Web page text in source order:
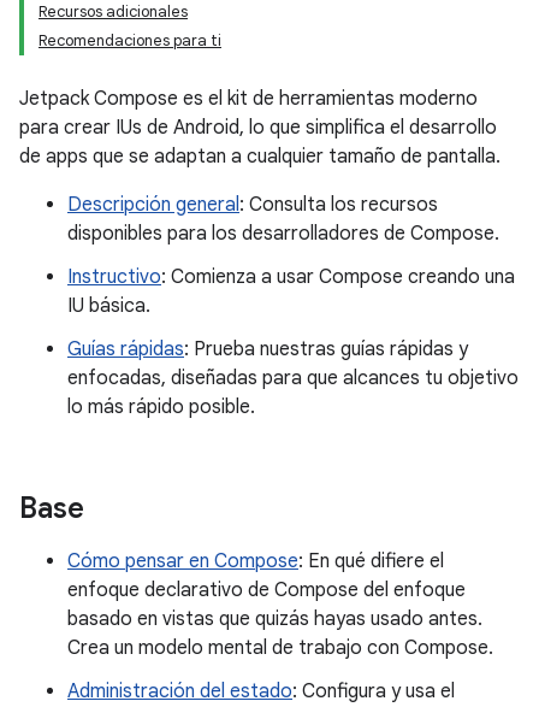
Recursos adicionales
Recomendaciones para ti
Jetpack Compose es el kit de herramientas moderno
para crear IUs de Android, lo que simplifica el desarrollo
de apps que se adaptan a cualquier tamaño de pantalla.
Descripción general: Consulta los recursos
disponibles para los desarrolladores de Compose.
Instructivo: Comienza a usar Compose creando una
IU básica.
Guías rápidas: Prueba nuestras guías rápidas y
enfocadas, diseñadas para que alcances tu objetivo
lo más rápido posible.
Base
Cómo pensar en Compose: En qué difiere el
enfoque declarativo de Compose del enfoque
basado en vistas que quizás hayas usado antes.
Crea un modelo mental de trabajo con Compose.
Administración del estado: Configura y usa el